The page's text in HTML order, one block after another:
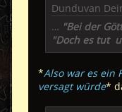
Dunduvan
… "Bei der
"Doch es tut
*Also war es ein
versagt würde*